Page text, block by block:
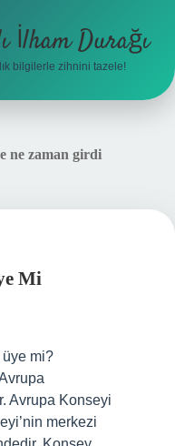
İlham Durağı
bilgilerle zihnini tazele!
ne zaman girdi
Mi
üye mi?
Avrupa Konseyi
merkezi